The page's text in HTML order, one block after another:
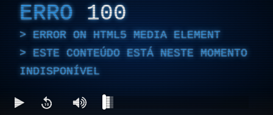
ERRO 100
ERROR ON HTML5 MEDIA ELEMENT
ESTE CONTEÚDO ESTÁ NESTE MOMENTO
INDISPONÍVEL